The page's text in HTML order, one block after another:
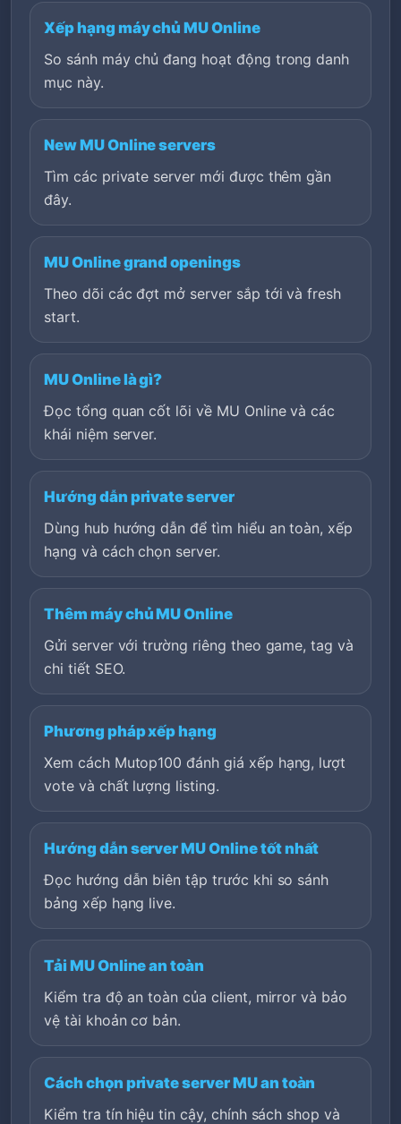
Xếp hạng máy chủ MU Online
So sánh máy chủ đang hoạt động trong danh
mục này.
New MU Online servers
Tìm các private server mới được thêm gần
đây.
MU Online grand openings
Theo dõi các đợt mở server sắp tới và fresh
start.
MU Online là gì?
Đọc tổng quan cốt lõi về MU Online và các
khái niệm server.
Hướng dẫn private server
Dùng hub hướng dẫn để tìm hiểu an toàn, xếp
hạng và cách chọn server.
Thêm máy chủ MU Online
Gửi server với trường riêng theo game, tag và
chi tiết SEO.
Phương pháp xếp hạng
Xem cách Mutop100 đánh giá xếp hạng, lượt
vote và chất lượng listing.
Hướng dẫn server MU Online tốt nhất
Đọc hướng dẫn biên tập trước khi so sánh
bảng xếp hạng live.
Tải MU Online an toàn
Kiểm tra độ an toàn của client, mirror và bảo
vệ tài khoản cơ bản.
Cách chọn private server MU an toàn
Kiểm tra tín hiệu tin cậy, chính sách shop và